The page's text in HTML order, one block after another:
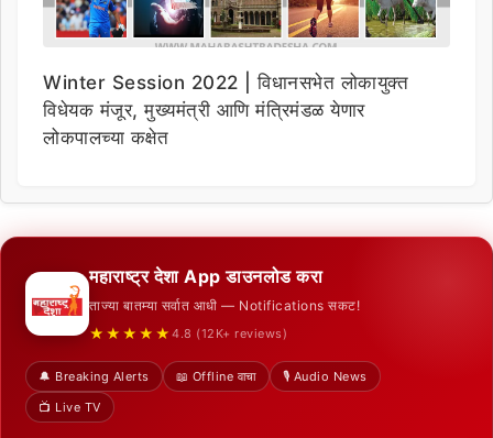
Winter Session 2022 | विधानसभेत लोकायुक्त
विधेयक मंजूर, मुख्यमंत्री आणि मंत्रिमंडळ येणार
लोकपालच्या कक्षेत
महाराष्ट्र देशा App डाउनलोड करा
ताज्या बातम्या सर्वात आधी — Notifications सकट!
★★★★★ 4.8 (12K+ reviews)
🔔 Breaking Alerts 📖 Offline वाचा
🎙️ Audio News
📺 Live TV